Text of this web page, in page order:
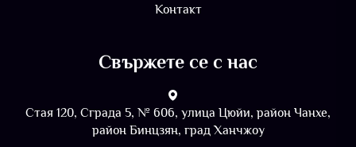
Контакт
Свържете се с нас
Стая 120, Сграда 5, № 606, улица Цюйи, район Чанхе,
район Бинцзян, град Ханчжоу